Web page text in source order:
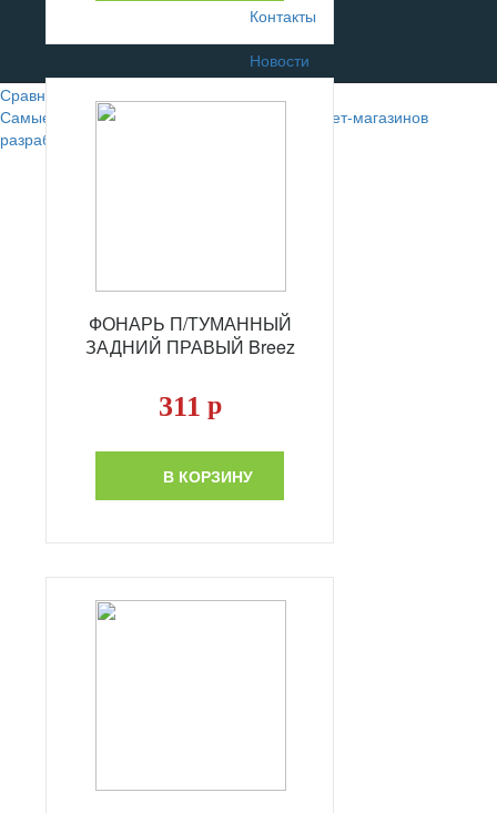
ФОНАРЬ П/ТУМАННЫЙ
ЗАДНИЙ ПРАВЫЙ Breez
311 р
В КОРЗИНУ
Контакты
Новости
Сравнение
Самые лучшие сайты автомобильных интернет-магазинов
разрабатывают в